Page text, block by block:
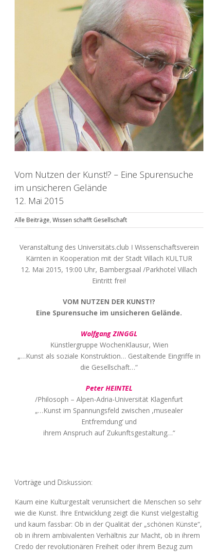
Vom Nutzen der Kunst!? – Eine Spurensuche
im unsicheren Gelände
12. Mai 2015
Alle Beiträge, Wissen schafft Gesellschaft
Veranstaltung des Universitäts.club I Wissenschaftsverein
Kärnten in Kooperation mit der Stadt Villach KULTUR
12. Mai 2015, 19:00 Uhr, Bambergsaal /Parkhotel Villach
Eintritt frei!
VOM NUTZEN DER KUNST!?
Eine Spurensuche im unsicheren Gelände.
WolfgangZINGGL
Künstlergruppe WochenKlausur, Wien
„…Kunst als soziale Konstruktion… Gestaltende Eingriffe in
die Gesellschaft…“
PeterHEINTEL
/Philosoph – Alpen-Adria-Universität Klagenfurt
„…Kunst im Spannungsfeld zwischen ,musealer
Entfremdung‘ und
ihrem Anspruch auf Zukunftsgestaltung…“
Vorträge und Diskussion:
Kaum eine Kulturgestalt verunsichert die Menschen so sehr
wie die Kunst. Ihre Entwicklung zeigt die Kunst vielgestaltig
und kaum fassbar: Ob in der Qualität der „schönen Künste“,
ob in ihrem ambivalenten Verhältnis zur Macht, ob in ihrem
Credo der revolutionären Freiheit oder ihrem Bezug zum